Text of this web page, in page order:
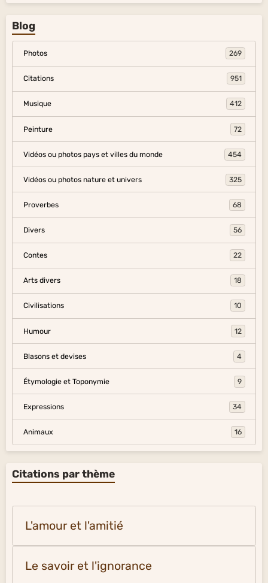
Blog
Photos 269
Citations 951
Musique 412
Peinture 72
Vidéos ou photos pays et villes du monde 454
Vidéos ou photos nature et univers 325
Proverbes 68
Divers 56
Contes 22
Arts divers 18
Civilisations 10
Humour 12
Blasons et devises 4
Étymologie et Toponymie 9
Expressions 34
Animaux 16
Citations par thème
L'amour et l'amitié
Le savoir et l'ignorance